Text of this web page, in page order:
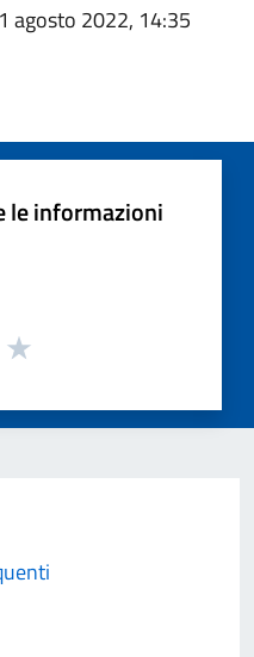
agosto 2022, 14:35
le informazioni